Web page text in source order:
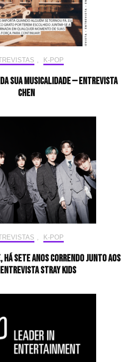
K-POP
sua musicalidade — Entrevista
CHEN
K-POP
há sete anos correndo junto aos
Entrevista Stray Kids